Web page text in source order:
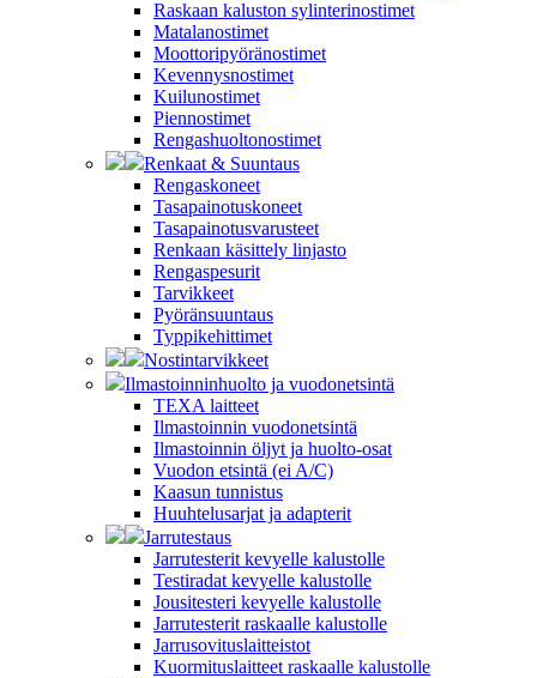
Raskaan kaluston sylinterinostimet
Matalanostimet
Moottoripyöränostimet
Kevennysnostimet
Kuilunostimet
Piennostimet
Rengashuoltonostimet
Renkaat & Suuntaus
Rengaskoneet
Tasapainotuskoneet
Tasapainotusvarusteet
Renkaan käsittely linjasto
Rengaspesurit
Tarvikkeet
Pyöränsuuntaus
Typpikehittimet
Nostintarvikkeet
Ilmastoinninhuolto ja vuodonetsintä
TEXA laitteet
Ilmastoinnin vuodonetsintä
Ilmastoinnin öljyt ja huolto-osat
Vuodon etsintä (ei A/C)
Kaasun tunnistus
Huuhtelusarjat ja adapterit
Jarrutestaus
Jarrutesterit kevyelle kalustolle
Testiradat kevyelle kalustolle
Jousitesteri kevyelle kalustolle
Jarrutesterit raskaalle kalustolle
Jarrusovituslaitteistot
Kuormituslaitteet raskaalle kalustolle